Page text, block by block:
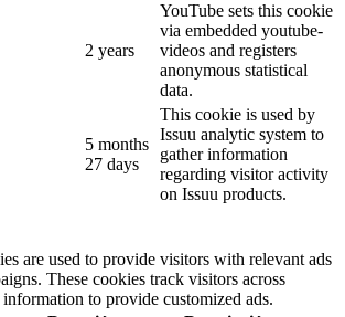
2 years
YouTube sets this cookie
via embedded youtube-
videos and registers
anonymous statistical
data.
5 months
27 days
This cookie is used by
Issuu analytic system to
gather information
regarding visitor activity
on Issuu products.
are used to provide visitors with relevant ads
These cookies track visitors across
to provide customized ads.